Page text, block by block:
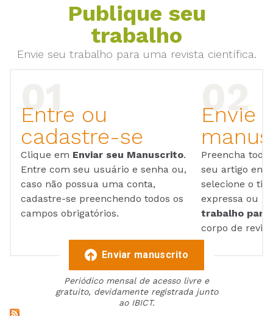
Publique seu
trabalho
Envie seu trabalho para uma revista científica.
Entre ou
cadastre-se
Clique em Enviar seu Manuscrito.
Entre com seu usuário e senha ou,
caso não possua uma conta,
cadastre-se preenchendo todos os
campos obrigatórios.
Envie
Preencha
seu artigo em
selecione o
expressa ou
trabalho para
corpo de
Enviar manuscrito
Periódico mensal de acesso livre e
gratuito, devidamente registrada junto
ao IBICT.